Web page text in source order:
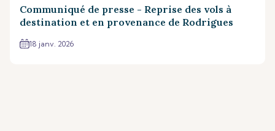
Communiqué de presse - Reprise des vols à
destination et en provenance de Rodrigues
18 janv. 2026